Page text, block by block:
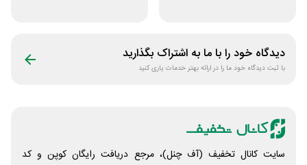
دیدگاه خود را با ما به اشتراک بگذارید
با ثبت دیدگاه خود ما را در ارائه بهتر خدمات یاری کنید
سایت کانال تخفیف (آف چنل)، مرجع دریافت رایگان کوپن و کد